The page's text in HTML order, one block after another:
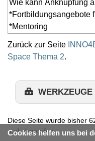
Zurück zur Seite
Space Thema 2.
Cookies helfen uns bei
WERKZEUGE
Diese Seite wurde bisher
mal abgerufen.